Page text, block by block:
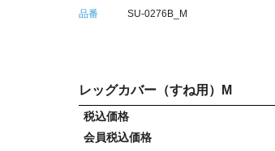
品番 SU-0276B_M
レッグカバー（すね用）M
税込価格
会員税込価格